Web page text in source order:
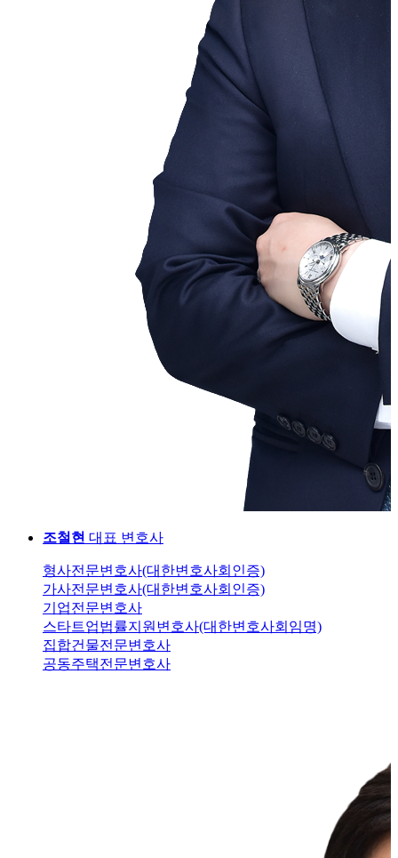
조철현 대표 변호사
형사전문변호사(대한변호사회인증)
가사전문변호사(대한변호사회인증)
기업전문변호사
스타트업법률지원변호사(대한변호사회임명)
집합건물전문변호사
공동주택전문변호사